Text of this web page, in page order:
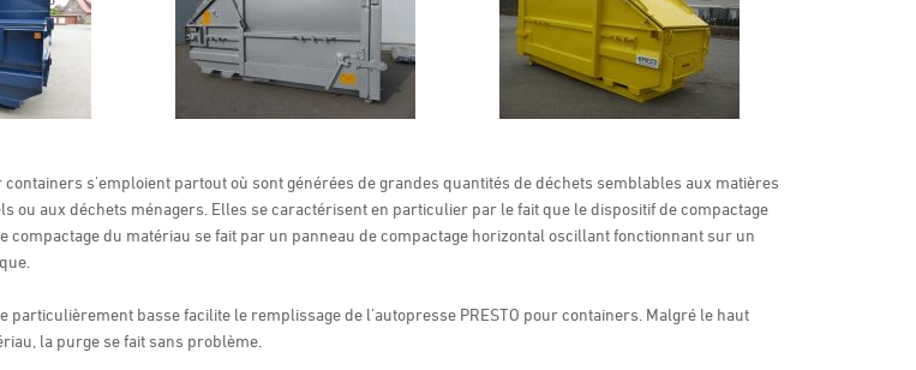
containers s'emploient partout où sont générées de grandes quantités de déchets semblables aux matières
ou aux déchets ménagers. Elles se caractérisent en particulier par le fait que le dispositif de compactage
compactage du matériau se fait par un panneau de compactage horizontal oscillant fonctionnant sur un
particulièrement basse facilite le remplissage de l'autopresse PRESTO pour containers. Malgré le haut
la purge se fait sans problème.